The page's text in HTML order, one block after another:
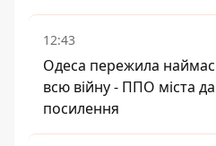
12:43
Одеса пережила
всю війну - ППО міста
посилення